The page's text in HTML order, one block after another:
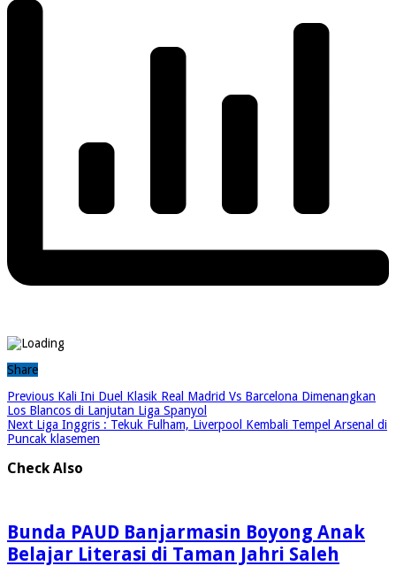
Share
Previous Kali Ini Duel Klasik Real Madrid Vs Barcelona Dimenangkan
Los Blancos di Lanjutan Liga Spanyol
Next Liga Inggris : Tekuk Fulham, Liverpool Kembali Tempel Arsenal di
Puncak klasemen
Check Also
Bunda PAUD Banjarmasin Boyong Anak
Belajar Literasi di Taman Jahri Saleh